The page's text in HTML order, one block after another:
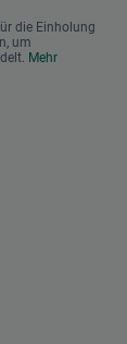
die Einholung
um
Mehr